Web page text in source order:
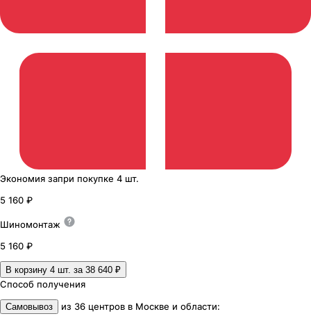
Экономия запри покупке 4 шт.
5 160 ₽
Шиномонтаж
5 160 ₽
В корзину 4 шт. за 38 640 ₽
Способ получения
Самовывоз из 36 центров в Москве и области: